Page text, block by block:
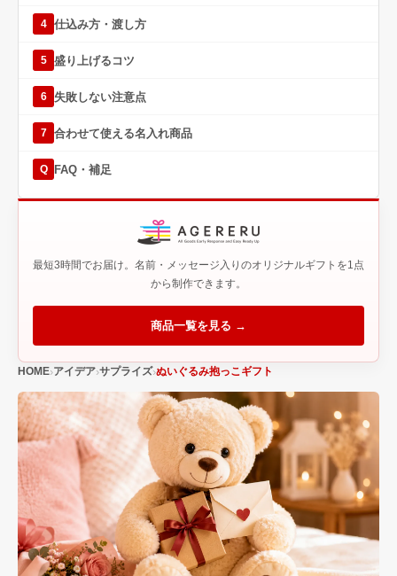
HOME アイデア サプライズ ぬいぐるみ抱っこギフト
4 仕込み方・渡し方
5 盛り上げるコツ
6 失敗しない注意点
7 合わせて使える名入れ商品
Q FAQ・補足
最短3時間でお届け。名前・メッセージ入りのオリジナルギフトを1点
から制作できます。
商品一覧を見る →